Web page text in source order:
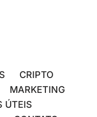
CRIPTO
MARKETING
ÚTEIS